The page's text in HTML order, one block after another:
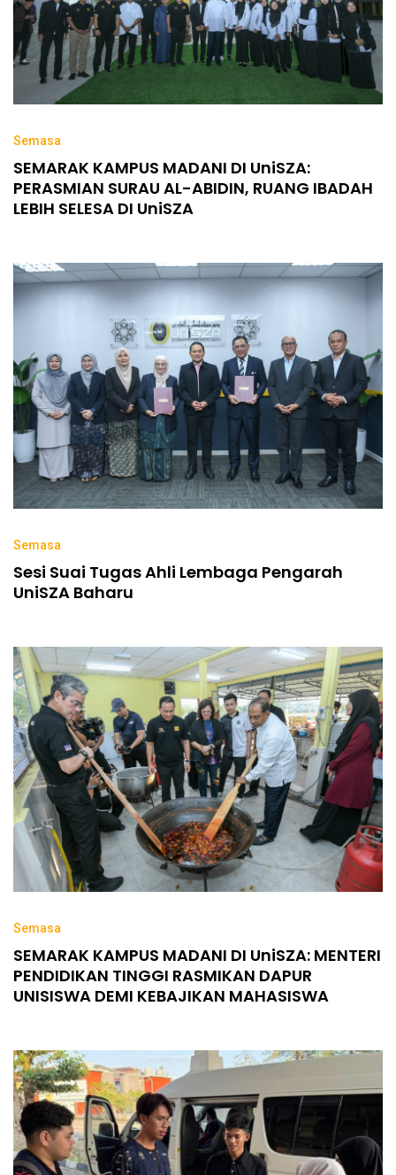
Semasa
SEMARAK KAMPUS MADANI DI UniSZA:
PERASMIAN SURAU AL-ABIDIN, RUANG IBADAH
LEBIH SELESA DI UniSZA
Semasa
Sesi Suai Tugas Ahli Lembaga Pengarah
UniSZA Baharu
Semasa
SEMARAK KAMPUS MADANI DI UniSZA: MENTERI
PENDIDIKAN TINGGI RASMIKAN DAPUR
UNISISWA DEMI KEBAJIKAN MAHASISWA